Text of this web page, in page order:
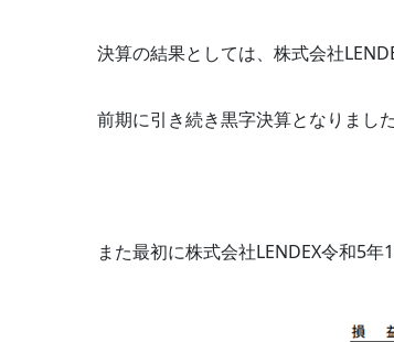
決算の結果としては、株式会社
前期に引き続き黒字決算となりました
また最初に株式会社LENDEX令和5